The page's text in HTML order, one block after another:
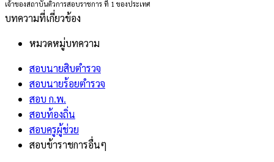
เจ้าของสถาบันติวการสอบราชการ ที่ 1 ของประเทศ
บทความที่เกี่ยวข้อง
หมวดหมู่บทความ
สอบนายสิบตำรวจ
สอบนายร้อยตำรวจ
สอบ ก.พ.
สอบท้องถิ่น
สอบครูผู้ช่วย
สอบข้าราชการอื่นๆ